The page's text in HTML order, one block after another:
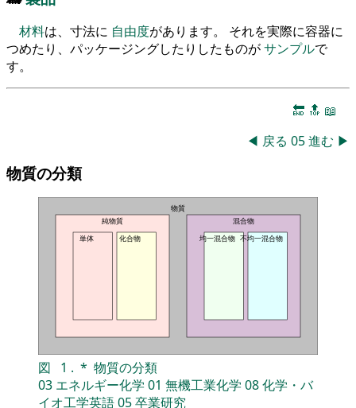
材料は、寸法に 自由度があります。 それを実際に容器に
つめたり、パッケージングしたりしたものがサンプルで
す。
🔚 🔝 📖
◀ 戻る 05進む ▶
物質の分類
物質
純物質
単体
化合物
混合物
均一混合物 不均一混合物
図 1 . * 物質の分類
03 エネルギー化学 01 無機工業化学 08化学・バ
イオ工学英語05卒業研究